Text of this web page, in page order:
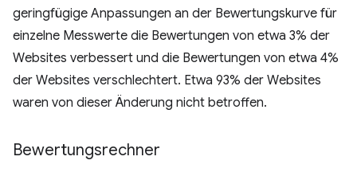
geringfügige Anpassungen an der Bewertungskurve für
einzelne Messwerte die Bewertungen von etwa 3% der
Websites verbessert und die Bewertungen von etwa 4%
der Websites verschlechtert. Etwa 93% der Websites
waren von dieser Änderung nicht betroffen.
Bewertungsrechner